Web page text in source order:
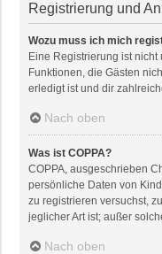
Registrierung und
Wozu muss ich mich
Eine Registrierung ist
Funktionen, die Gästen
erledigt ist und dir
Nach oben
Was ist COPPA?
COPPA, ausgeschrieben
persönliche Daten von
zu registrieren versuchst,
jeglicher Art ist; außer
Nach oben